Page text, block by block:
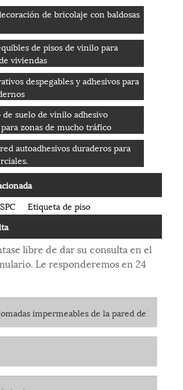
de bricolaje con baldosas
de pisos de vinilo para
viviendas
despegables y adhesivos para
suelo de vinilo adhesivo
zonas de mucho tráfico
autoadhesivos duraderos para
Etiqueta de piso
libre de dar su consulta en el
Le responderemos en 24